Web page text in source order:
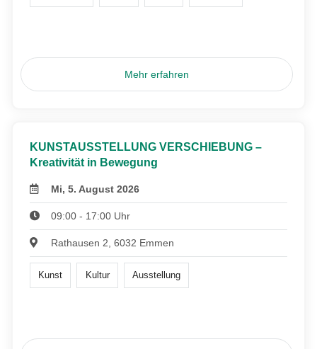
Mehr erfahren
KUNSTAUSSTELLUNG VERSCHIEBUNG –
Kreativität in Bewegung
Mi, 5. August 2026
09:00 - 17:00 Uhr
Rathausen 2, 6032 Emmen
Kunst Kultur Ausstellung